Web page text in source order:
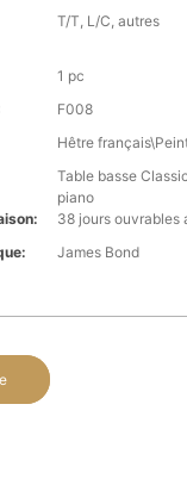
T/T, L/C, autres
1 pc
F008
Hêtre
Table basse
piano
38 jours ouvrables
James Bond